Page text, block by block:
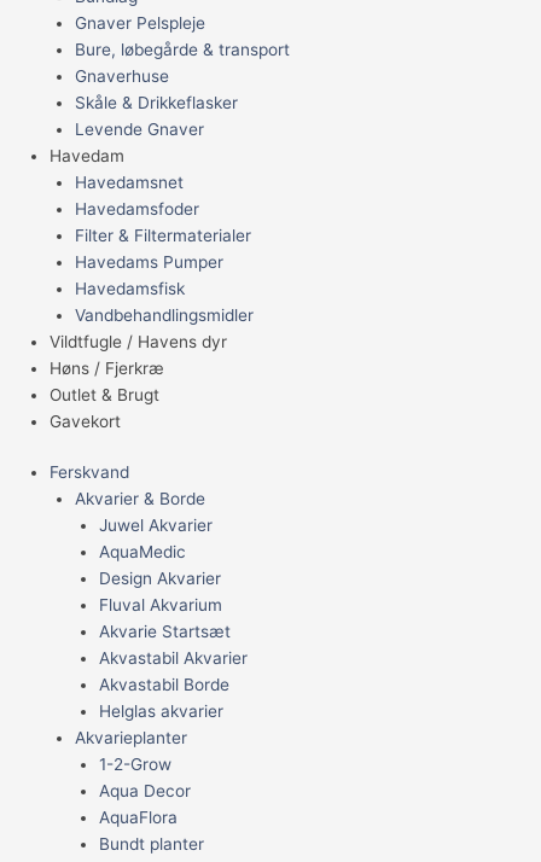
Gnaver Pelspleje
Bure, løbegårde & transport
Gnaverhuse
Skåle & Drikkeflasker
Levende Gnaver
Havedam
Havedamsnet
Havedamsfoder
Filter & Filtermaterialer
Havedams Pumper
Havedamsfisk
Vandbehandlingsmidler
Vildtfugle / Havens dyr
Høns / Fjerkræ
Outlet & Brugt
Gavekort
Ferskvand
Akvarier & Borde
Juwel Akvarier
AquaMedic
Design Akvarier
Fluval Akvarium
Akvarie Startsæt
Akvastabil Akvarier
Akvastabil Borde
Helglas akvarier
Akvarieplanter
1-2-Grow
Aqua Decor
AquaFlora
Bundt planter